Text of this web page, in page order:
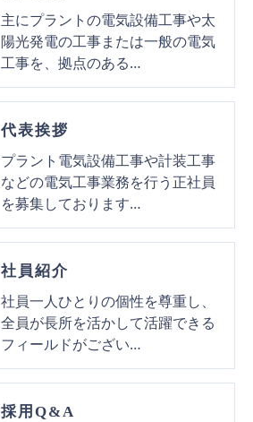
主にプラントの電気設備工事や太
陽光発電の工事または一般の電気
工事を、拠点のある…
代表挨拶
プラント電気設備工事や計装工事
などの電気工事業務を行う正社員
を募集しております…
社員紹介
社員一人ひとりの個性を尊重し、
全員が長所を活かして活躍できる
フィールドがござい…
採用Q&A